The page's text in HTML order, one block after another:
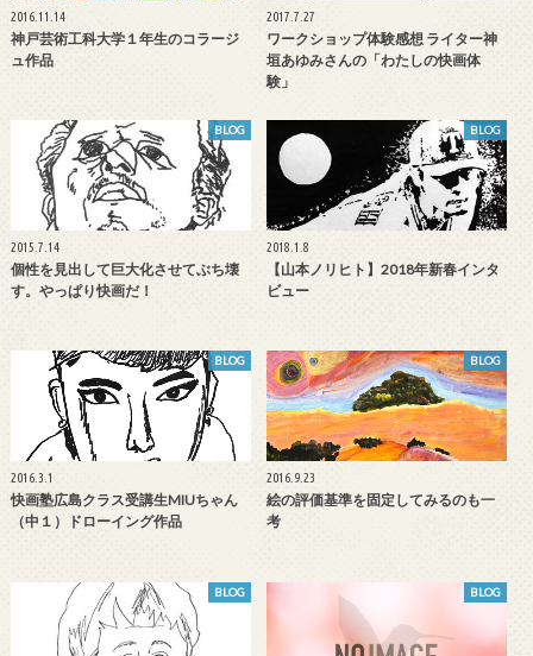
2016.11.14
神戸芸術工科大学１年生のコラージ
ュ作品
2017.7.27
ワークショップ体験感想 ライター神
垣あゆみさんの「わたしの快画体
験」
BLOG
2015.7.14
個性を見出して巨大化させてぶち壊
す。やっぱり快画だ！
BLOG
2018.1.8
【山本ノリヒト】2018年新春インタ
ビュー
BLOG
2016.3.1
快画塾広島クラス受講生MIUちゃん
（中１）ドローイング作品
BLOG
2016.9.23
絵の評価基準を固定してみるのも一
考
BLOG BLOG